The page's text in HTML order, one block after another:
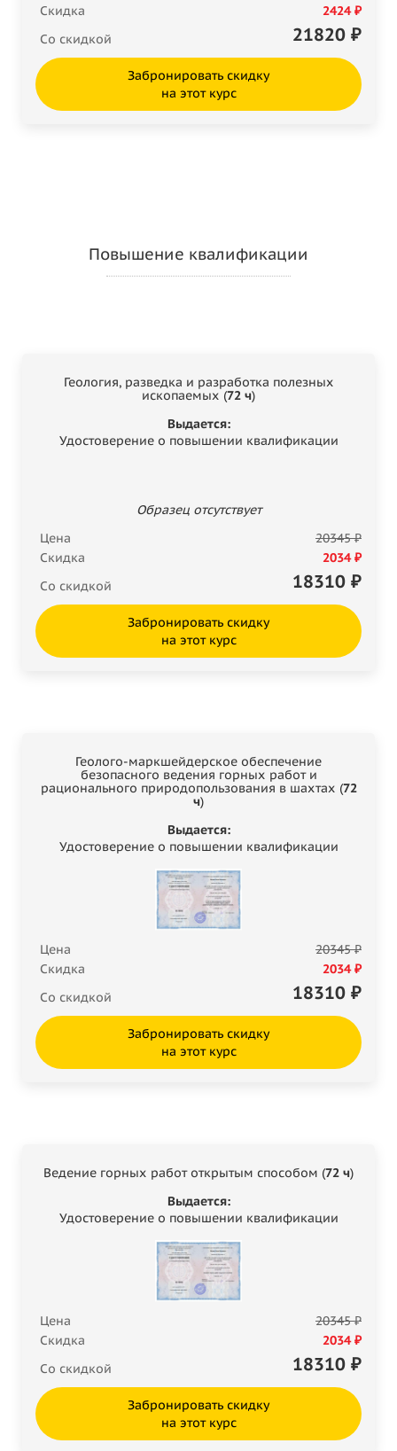
Скидка
2424 ₽
Со скидкой
21820 ₽
Забронировать скидку
на этот курс
Повышение квалификации
Геология, разведка и разработка полезных
ископаемых (72 ч)
Выдается:
Удостоверение о повышении квалификации
Образец отсутствует
Цена
20345 ₽
Скидка
2034 ₽
Со скидкой
18310 ₽
Забронировать скидку
на этот курс
Геолого-маркшейдерское обеспечение
безопасного ведения горных работ и
рационального природопользования в шахтах (72
ч)
Выдается:
Удостоверение о повышении квалификации
Цена
20345 ₽
Скидка
2034 ₽
Со скидкой
18310 ₽
Забронировать скидку
на этот курс
Ведение горных работ открытым способом (72 ч)
Выдается:
Удостоверение о повышении квалификации
Цена
20345 ₽
Скидка
2034 ₽
Со скидкой
18310 ₽
Забронировать скидку
на этот курс